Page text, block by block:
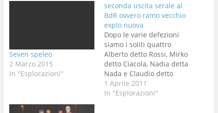
Seven speleo
2 Marzo 2015
In "Esplorazioni"
seconda uscita serale al
BdR ovvero ramo vecchio
explo nuova
Dopo le varie defezioni
siamo i soliti quattro
Alberto detto Rossi, Mirko
detto Ciacola, Nadia detta
Nada e Claudio detto
Napo davanti al bar Rana
a cambiarci. Entriamo
1 Aprile 2011
In "Esplorazioni"